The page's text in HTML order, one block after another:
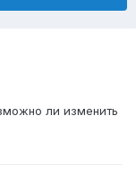
ли изменить